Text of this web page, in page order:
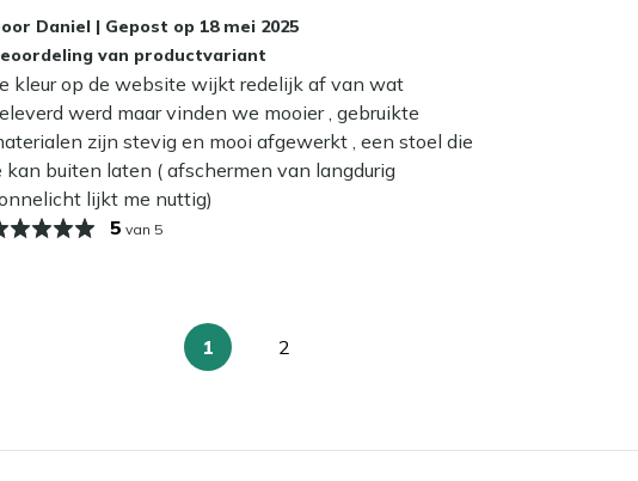
en hoef je minder vaak schoon te maken. Dat is
staan?
blijven staan. Wil je je diningstoel zo lang mogelijk
dek hem af met een ademende tuinmeubelhoes.
in het voorjaar.
Daniel | Gepost op 18 mei 2025
van productvariant
kleur op de website wijkt redelijk af van wat
werd maar vinden we mooier , gebruikte
zijn stevig en mooi afgewerkt , een stoel die
kan buiten laten ( afschermen van langdurig
lijkt me nuttig)
5 van 5
U
pagina
1
Pagina
2